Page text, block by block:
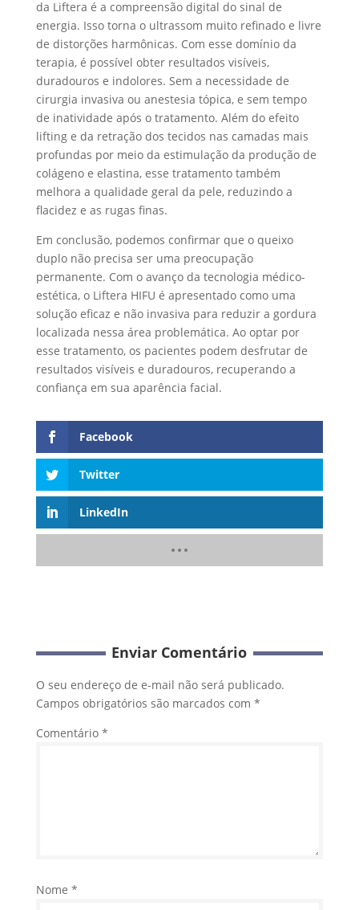
da Liftera é a compreensão digital do sinal de
energia. Isso torna o ultrassom muito refinado e livre
de distorções harmônicas. Com esse domínio da
terapia, é possível obter resultados visíveis,
duradouros e indolores. Sem a necessidade de
cirurgia invasiva ou anestesia tópica, e sem tempo
de inatividade após o tratamento. Além do efeito
lifting e da retração dos tecidos nas camadas mais
profundas por meio da estimulação da produção de
colágeno e elastina, esse tratamento também
melhora a qualidade geral da pele, reduzindo a
flacidez e as rugas finas.
Em conclusão, podemos confirmar que o queixo
duplo não precisa ser uma preocupação
permanente. Com o avanço da tecnologia médico-
estética, o Liftera HIFU é apresentado como uma
solução eficaz e não invasiva para reduzir a gordura
localizada nessa área problemática. Ao optar por
esse tratamento, os pacientes podem desfrutar de
resultados visíveis e duradouros, recuperando a
confiança em sua aparência facial.
Facebook
Twitter
LinkedIn
Enviar Comentário
O seu endereço de e-mail não será publicado.
Campos obrigatórios são marcados com *
Comentário *
Nome *